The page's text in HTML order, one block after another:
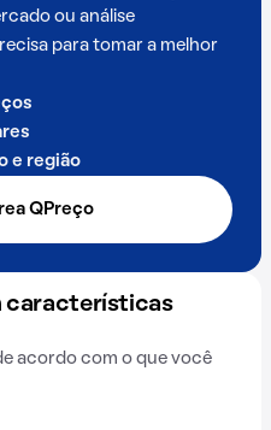
ou análise
para tomar a melhor
e região
QPreço
características
acordo com o que você